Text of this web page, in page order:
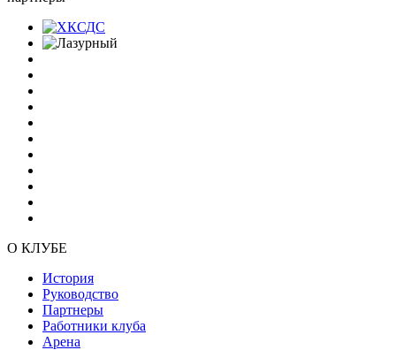
О КЛУБЕ
История
Руководство
Партнеры
Работники клуба
Арена